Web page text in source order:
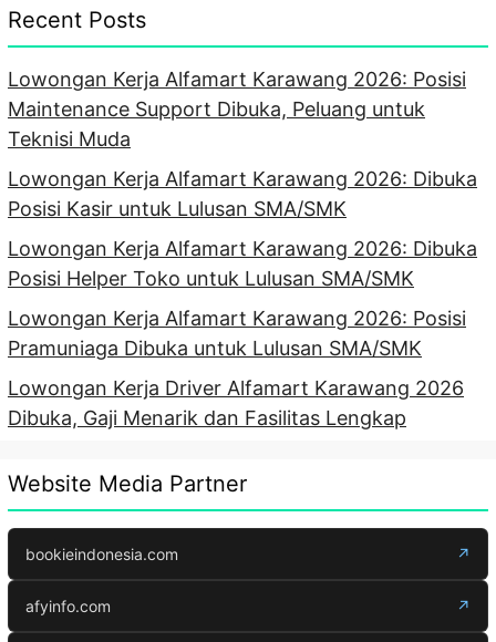
Recent Posts
Lowongan Kerja Alfamart Karawang 2026: Posisi
Maintenance Support Dibuka, Peluang untuk
Teknisi Muda
Lowongan Kerja Alfamart Karawang 2026: Dibuka
Posisi Kasir untuk Lulusan SMA/SMK
Lowongan Kerja Alfamart Karawang 2026: Dibuka
Posisi Helper Toko untuk Lulusan SMA/SMK
Lowongan Kerja Alfamart Karawang 2026: Posisi
Pramuniaga Dibuka untuk Lulusan SMA/SMK
Lowongan Kerja Driver Alfamart Karawang 2026
Dibuka, Gaji Menarik dan Fasilitas Lengkap
Website Media Partner
bookieindonesia.com ↗
afyinfo.com ↗